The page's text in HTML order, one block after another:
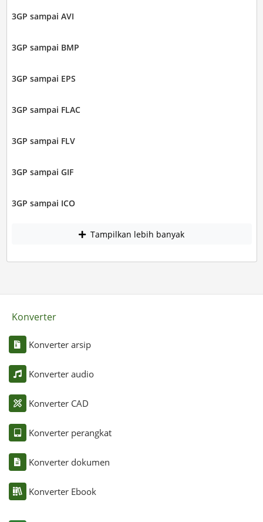
3GP sampai AVI
3GP sampai BMP
3GP sampai EPS
3GP sampai FLAC
3GP sampai FLV
3GP sampai GIF
3GP sampai ICO
Tampilkan lebih banyak
Konverter
Konverter arsip
Konverter audio
Konverter CAD
Konverter perangkat
Konverter dokumen
Konverter Ebook